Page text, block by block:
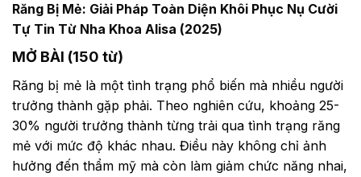
Răng Bị Mẻ: Giải Pháp Toàn Diện Khôi Phục Nụ Cười
Tự Tin Từ Nha Khoa Alisa (2025)
MỞ BÀI (150 từ)
Răng bị mẻ là một tình trạng phổ biến mà nhiều người
trưởng thành gặp phải. Theo nghiên cứu, khoảng 25-
30% người trưởng thành từng trải qua tình trạng răng
mẻ với mức độ khác nhau. Điều này không chỉ ảnh
hưởng đến thẩm mỹ mà còn làm giảm chức năng nhai,